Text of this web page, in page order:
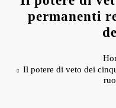
permanenti
Il potere di veto dei